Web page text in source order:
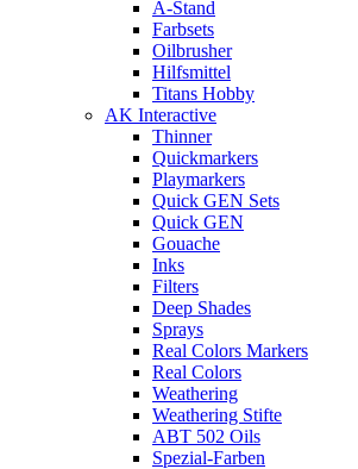
A-Stand
Farbsets
Oilbrusher
Hilfsmittel
Titans Hobby
AK Interactive
Thinner
Quickmarkers
Playmarkers
Quick GEN Sets
Quick GEN
Gouache
Inks
Filters
Deep Shades
Sprays
Real Colors Markers
Real Colors
Weathering
Weathering Stifte
ABT 502 Oils
Spezial-Farben